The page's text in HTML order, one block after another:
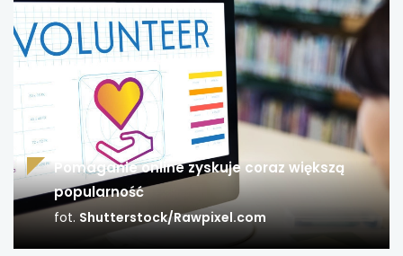
uwaga, link otwiera się w nowej karcie
uwaga, link otwiera się w nowej karcie
uwaga, link otwiera się w nowej karcie
uwaga, link otwiera się w nowej karcie
uwaga, link otwiera się w nowej karcie
uwaga, link otwiera się w nowej karcie
Pomaganie online zyskuje coraz większą
popularność
fot.Shutterstock/Rawpixel.com